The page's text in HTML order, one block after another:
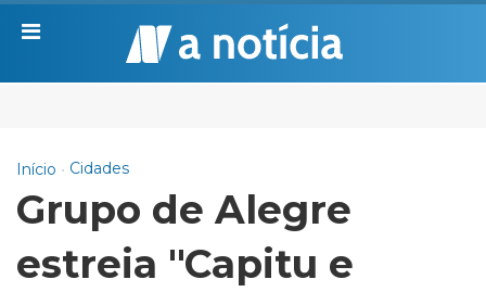
Início Cidades
Grupo de Alegre
estreia "Capitu e